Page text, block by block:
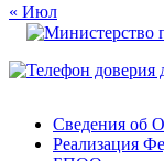
« Июл
Сведения об
Реализация